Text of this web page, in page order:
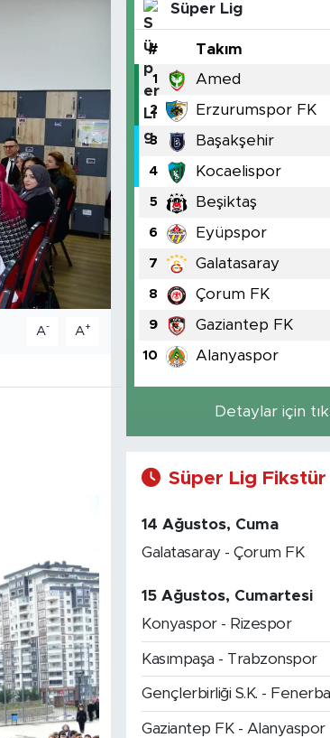
A- A+
Süper Lig
# Takım
1 Amed
2 Erzurumspor FK
3 Başakşehir
4 Kocaelispor
5 Beşiktaş
6 Eyüpspor
7 Galatasaray
8 Çorum FK
9 Gaziantep FK
10 Alanyaspor
Detaylar için
Süper Lig Fikstür
14 Ağustos, Cuma
Galatasaray - Çorum FK
15 Ağustos, Cumartesi
Konyaspor - Rizespor
Kasımpaşa - Trabzonspor
Gençlerbirliği S.K. -
Gaziantep FK - Alanyaspor